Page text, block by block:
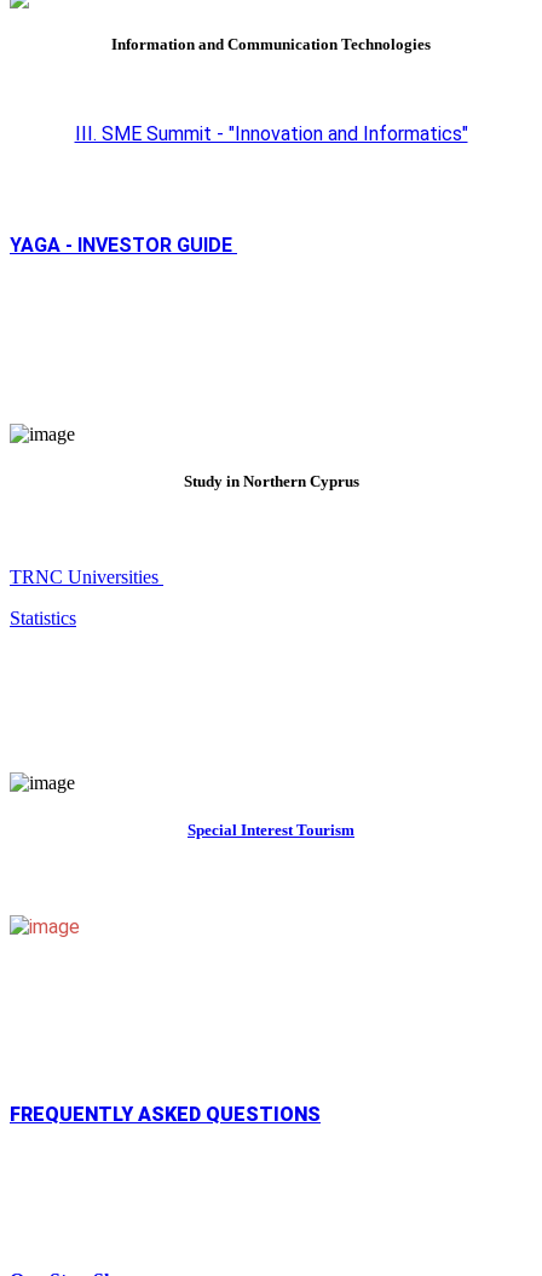
Information and Communication Technologies
III. SME Summit - "Innovation and Informatics"
YAGA - INVESTOR GUIDE
Study in Northern Cyprus
TRNC Universities
Statistics
Special Interest Tourism
FREQUENTLY ASKED QUESTIONS